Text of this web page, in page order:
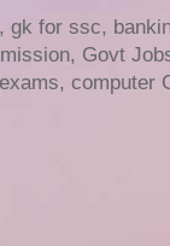
for ssc,
Govt